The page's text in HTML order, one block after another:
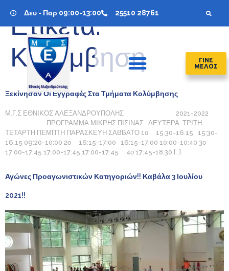
Δευ - Παρ 09:00-13:00 25510 28761
ΓΙΝΕ
ΜΕΛΟΣ
Ετικέτα:
Κολύμβηση
Ξεκίνησαν Οι Εγγραφές Στα Τμήματα Κολύμβησης
Μ.Γ.Σ ΕΘΝΙΚΟΣ ΑΛΕΞΑΝΔΡΟΥΠΟΛΗΣ 2021-2022
ΠΡΟΓΡΑΜΜΑ ΜΙΚΡΗΣ ΠΙΣΙΝΑΣ ΔΕΥΤΕΡΑ ΤΡΙΤΗ
ΤΕΤΑΡΤΗ ΠΕΜΠΤΗ ΠΑΡΑΣΚΕΥΗ ΣΑΒΒΑΤΟ 1ο 15.30-16.15 15:30-
16.15 09:20-10:00 2ο 16:15-17:00 16:15-17:00 10:00-10:40 3ο
17:00-17:45 17:00-17:45 17:00-17:45 4ο 17:45-18:30 […]
Αγώνες Προαγωνιστικών Κατηγοριών!! Καβάλα 3 Ιουλίου
2021!!